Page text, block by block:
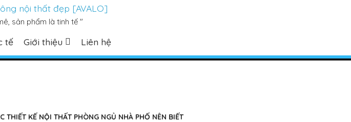
sản phẩm là tinh tế "
tế Giới thiệu Liên hệ
THIẾT KẾ NỘI THẤT PHÒNG NGỦ NHÀ PHỐ NÊN BIẾT